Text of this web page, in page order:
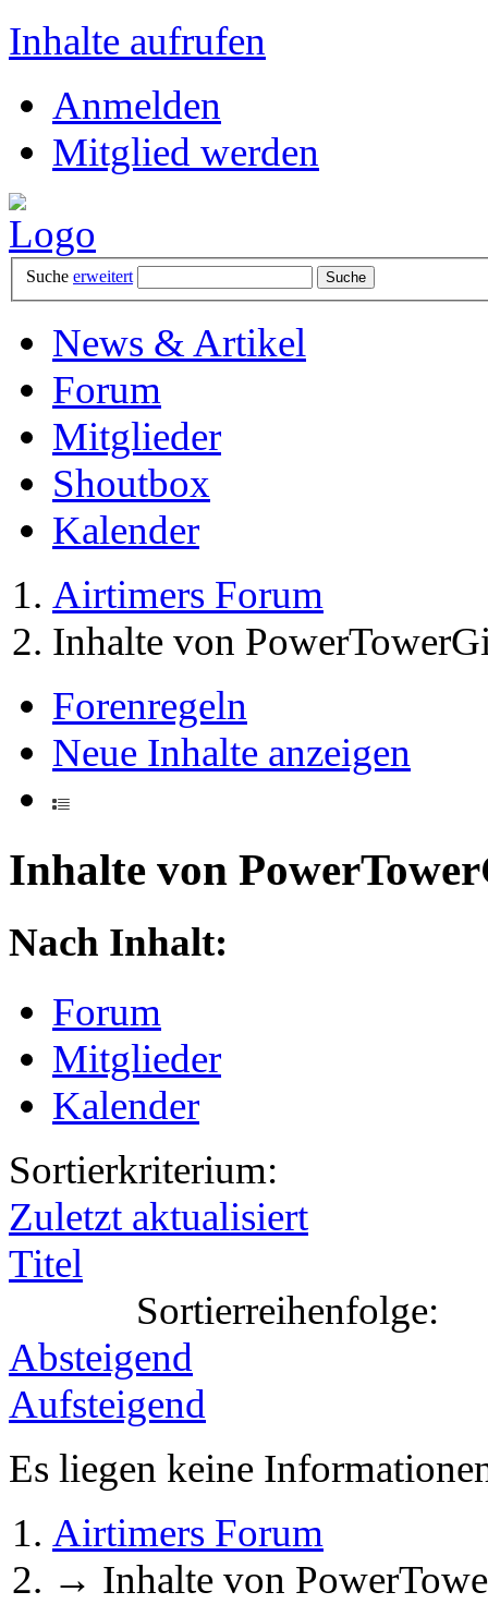
Inhalte aufrufen
Anmelden
Mitglied werden
Suche erweitert
News & Artikel
Forum
Mitglieder
Shoutbox
Kalender
Airtimers Forum
Inhalte von
Forenregeln
Neue Inhalte anzeigen
Inhalte von
Nach Inhalt:
Forum
Mitglieder
Kalender
Sortierkriterium:
Zuletzt aktualisiert
Titel
Sortierreihenfolge:
Absteigend
Aufsteigend
Es liegen keine
Airtimers Forum
→ Inhalte von